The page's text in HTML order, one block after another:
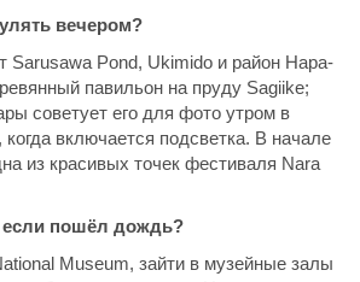
вечером?
Sarusawa Pond, Ukimido и район Нара-
павильон на пруду Sagiike;
советует его для фото утром в
включается подсветка. В начале
из красивых точек фестиваля Nara
если пошёл дождь?
Museum, зайти в музейные залы